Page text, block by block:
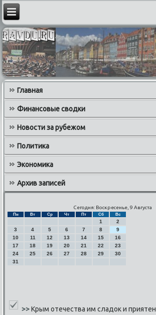
Главная
Финансовые сводки
Новости за рубежом
Политика
Экономика
Архив записей
Сегодня: Воскресенье, 9 Августа
Пн Вт Ср Чт Пт Сб Вс
1
2
3
4 5 6 7 8
9
10
11 12 13 14 15
16
17
18 19 20 21 22
23
24
25 26 27 28 29
30
31
>>Крым отечества им сладок и приятен